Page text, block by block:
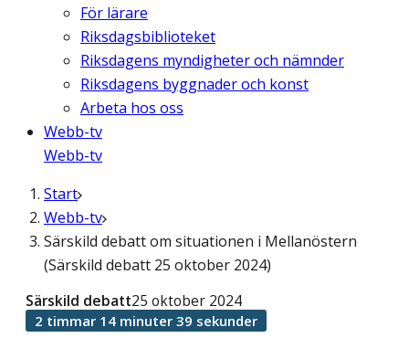
För lärare
Riksdagsbiblioteket
Riksdagens myndigheter och nämnder
Riksdagens byggnader och konst
Arbeta hos oss
Webb-tv
Webb-tv
Start
Webb-tv
Särskild debatt om situationen i Mellanöstern
(Särskild debatt 25 oktober 2024)
Särskild debatt25 oktober 2024
2 timmar 14 minuter 39 sekunder